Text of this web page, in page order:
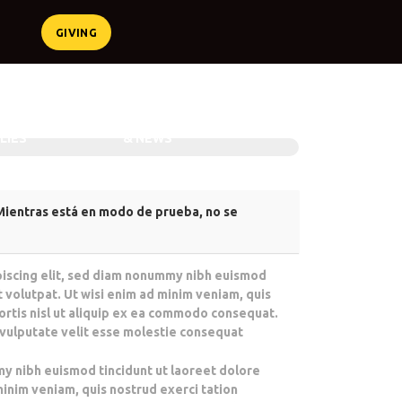
GIVING
Gadgets
está en modo de prueba, no se
elit, sed diam nonummy nibh euismod
Ut wisi enim ad minim veniam, quis
nisl ut aliquip ex ea commodo consequat.
velit esse molestie consequat
nibh euismod tincidunt ut laoreet dolore
veniam, quis nostrud exerci tation